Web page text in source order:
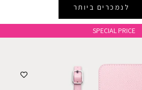
לנמכרים ביותר
SPECIAL PRICE